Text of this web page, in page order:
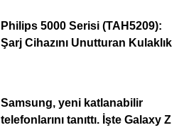
Philips 5000 Serisi (TAH5209):
Şarj Cihazını Unutturan Kulaklık
Samsung, yeni katlanabilir
telefonlarını tanıttı. İşte Galaxy Z